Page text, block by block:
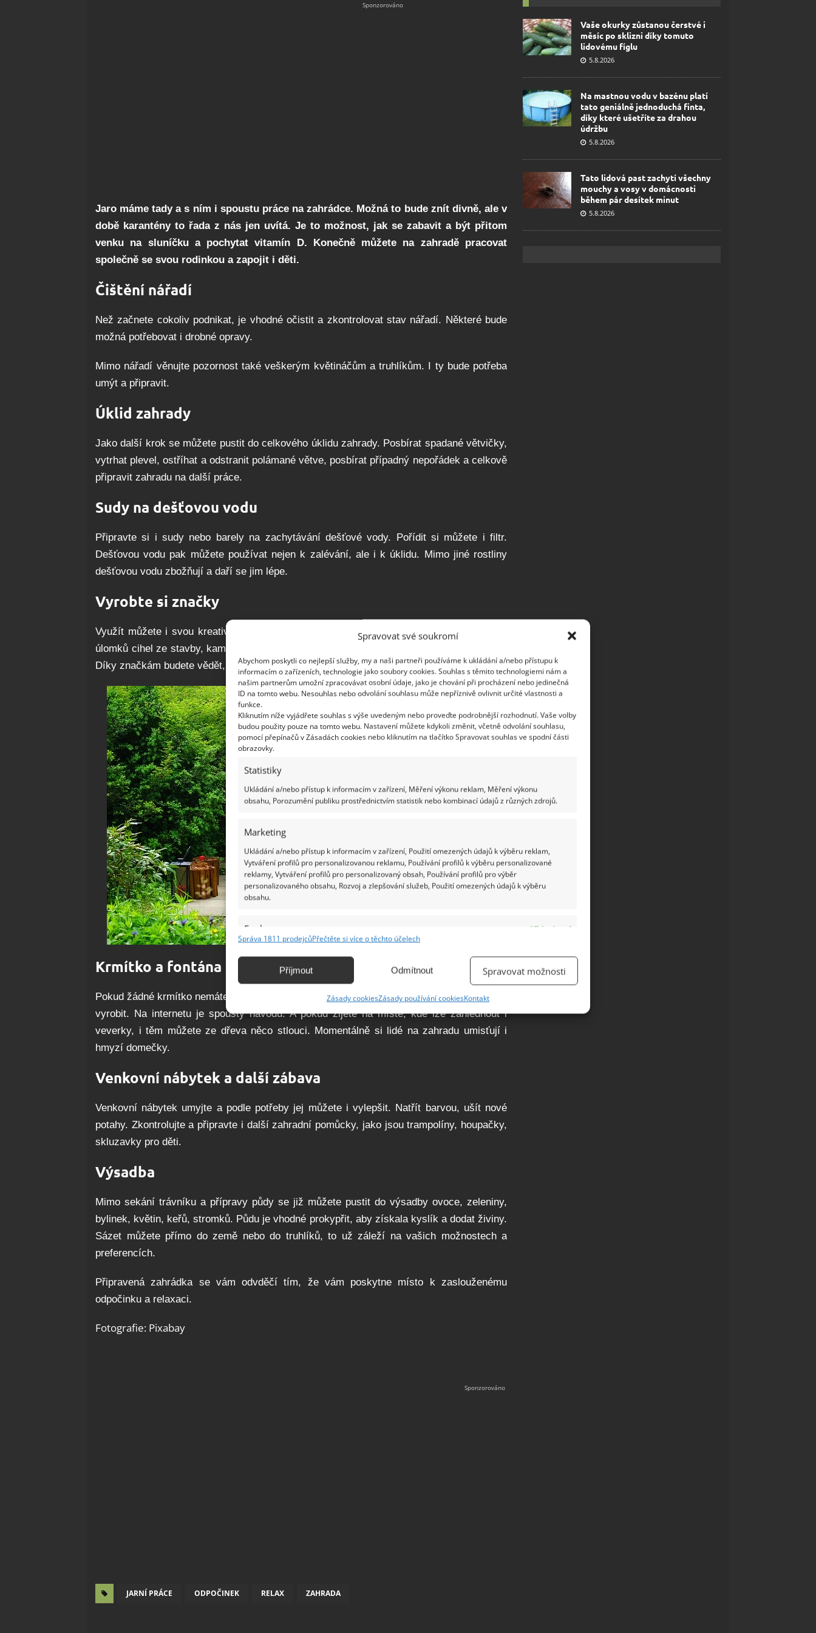
Spravovat své soukromí
Abychom poskytli co nejlepší služby, my a naši partneři používáme k ukládání a/nebo přístupu k
informacím o zařízeních, technologie jako soubory cookies. Souhlas s těmito technologiemi nám a
našim partnerům umožní zpracovávat osobní údaje, jako je chování při procházení nebo jedinečná
ID na tomto webu. Nesouhlas nebo odvolání souhlasu může nepříznivě ovlivnit určité vlastnosti a
funkce.
Kliknutím níže vyjádřete souhlas s výše uvedeným nebo proveďte podrobnější rozhodnutí. Vaše volby
budou použity pouze na tomto webu. Nastavení můžete kdykoli změnit, včetně odvolání souhlasu,
pomocí přepínačů v Zásadách cookies nebo kliknutím na tlačítko Spravovat souhlas ve spodní části
obrazovky.
Statistiky
Ukládání a/nebo přístup k informacím v zařízení, Měření výkonu reklam, Měření výkonu
obsahu, Porozumění publiku prostřednictvím statistik nebo kombinací údajů z různých zdrojů.
Marketing
Ukládání a/nebo přístup k informacím v zařízení, Použití omezených údajů k výběru reklam,
Vytváření profilů pro personalizovanou reklamu, Používání profilů k výběru personalizované
reklamy, Vytváření profilů pro personalizovaný obsah, Používání profilů pro výběr
personalizovaného obsahu, Rozvoj a zlepšování služeb, Použití omezených údajů k výběru
obsahu.
Funkce
Vždy aktivní
Identifikace zařízení na základě automaticky přenášených informací.
základě aktivně vyžádaných informací.
Zajištění bezpečnosti, předcházení a zjišťování podvodů a
Správa 1811 prodejcůPřečtěte si více o těchto účelech
Příjmout Odmítnout Spravovat možnosti
Zásady cookiesZásady používání cookiesKontakt
Jaro máme tady a s ním i spoustu práce na zahrádce. Možná to bude znít divně, ale v
době karantény to řada z nás jen uvítá. Je to možnost, jak se zabavit a být přitom
venku na sluníčku a pochytat vitamín D. Konečně můžete na zahradě pracovat
společně se svou rodinkou a zapojit i děti.
Čištění nářadí
Než začnete cokoliv podnikat, je vhodné očistit a zkontrolovat stav nářadí. Některé bude
možná potřebovat i drobné opravy.
Mimo nářadí věnujte pozornost také veškerým květináčům a truhlíkům. I ty bude potřeba
umýt a připravit.
Úklid zahrady
Jako další krok se můžete pustit do celkového úklidu zahrady. Posbírat spadané větvičky,
vytrhat plevel, ostříhat a odstranit polámané větve, posbírat případný nepořádek a celkově
připravit zahradu na další práce.
Sudy na dešťovou vodu
Připravte si i sudy nebo barely na zachytávání dešťové vody. Pořídit si můžete i filtr.
Dešťovou vodu pak můžete používat nejen k zalévání, ale i k úklidu. Mimo jiné rostliny
dešťovou vodu zbožňují a daří se jim lépe.
Vyrobte si značky
Využít můžete i svou kreativitu nebo tímto úkolem zaměstnat děti. Značky lze vyrábět z
úlomků cihel ze stavby, kamenů, starých vařeček, které v kuchyni už nevyužijete, dřívek.
Díky značkám budete vědět, kde je co přesně zasazeno.
Krmítko a fontána pro ptáčky
Pokud žádné krmítko nemáte ani fontánku pro ptáčky, můžete se opět zabavit a něco sami
vyrobit. Na internetu je spousty návodů. A pokud žijete na místě, kde lze zahlédnout i
veverky, i těm můžete ze dřeva něco stlouci. Momentálně si lidé na zahradu umisťují i
hmyzí domečky.
Venkovní nábytek a další zábava
Venkovní nábytek umyjte a podle potřeby jej můžete i vylepšit. Natřít barvou, ušít nové
potahy. Zkontrolujte a připravte i další zahradní pomůcky, jako jsou trampolíny, houpačky,
skluzavky pro děti.
Výsadba
Mimo sekání trávníku a přípravy půdy se již můžete pustit do výsadby ovoce, zeleniny,
bylinek, květin, keřů, stromků. Půdu je vhodné prokypřit, aby získala kyslík a dodat živiny.
Sázet můžete přímo do země nebo do truhlíků, to už záleží na vašich možnostech a
preferencích.
Připravená zahrádka se vám odvděčí tím, že vám poskytne místo k zaslouženému
odpočinku a relaxaci.
Fotografie: Pixabay
JARNÍ PRÁCE ODPOČINEK RELAX ZAHRADA
Vaše okurky zůstanou čerstvé i
měsíc po sklizni díky tomuto
lidovému fíglu
5.8.2026
Na mastnou vodu v bazénu platí
tato geniálně jednoduchá finta,
díky které ušetříte za drahou
údržbu
5.8.2026
Tato lidová past zachytí všechny
mouchy a vosy v domácnosti
během pár desítek minut
5.8.2026